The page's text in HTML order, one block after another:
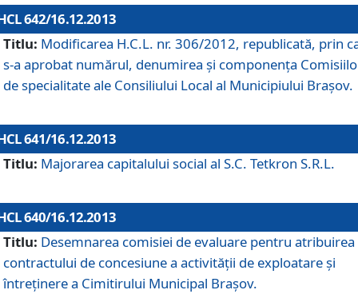
642/16.12.2013
Titlu: Modificarea H.C.L. nr. 306/2012, republicată, prin
s-a aprobat numărul, denumirea şi componenţa
de specialitate ale Consiliului Local al Municipiului Braşov.
641/16.12.2013
Titlu: Majorarea capitalului social al S.C. Tetkron S.R.L.
640/16.12.2013
Titlu: Desemnarea comisiei de evaluare pentru atribuirea
contractului de concesiune a activităţii de exploatare şi
întreţinere a Cimitirului Municipal Braşov.